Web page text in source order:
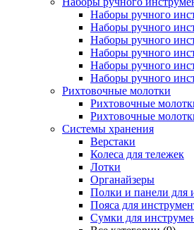
Наборы ручного
Наборы ручного
Наборы ручного
Наборы ручного
Наборы ручного
Наборы ручного
Рихтовочные молотки
Рихтовочные
Рихтовочные
Системы хранения
Верстаки
Колеса для тележек
Лотки
Органайзеры
Полки и панели для
Пояса для
Сумки для